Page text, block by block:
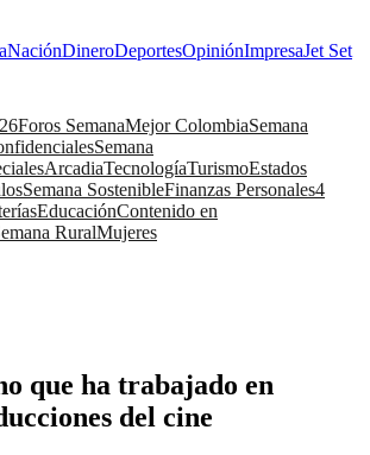
NaciónDineroDeportesOpiniónImpresaJet Set
Foros SemanaMejor ColombiaSemana
Semana
ArcadiaTecnologíaTurismoEstados
Semana SostenibleFinanzas Personales4
EducaciónContenido en
RuralMujeres
que ha trabajado en
del cine